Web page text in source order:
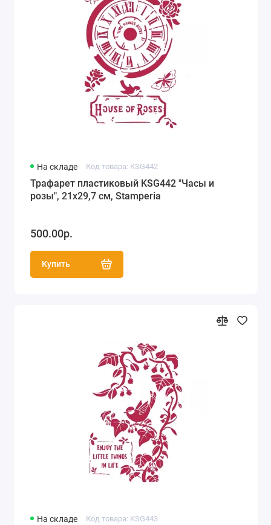
На складе Код товара: KSG442
Трафарет пластиковый KSG442 "Часы и
розы", 21х29,7 см, Stamperia
500.00р.
Купить
На складе Код товара: KSG443